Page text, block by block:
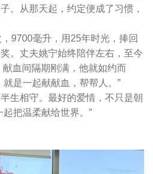
。从那天起，约定便成了习惯，
毫升，用25年时光，捧回
。丈夫姚宁始终陪伴左右，至今
血间隔期刚满，他就如约而
是一起献献血，帮帮人。”
相守。最好的爱情，不只是朝
把温柔献给世界。”